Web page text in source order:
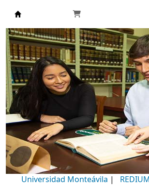
Biblioteca Universidad
Universidad Monteávila |